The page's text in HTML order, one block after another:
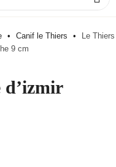
Canif le Thiers
Le Thiers
9 cm
d’izmir